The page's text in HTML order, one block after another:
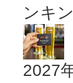
ンキ
2027